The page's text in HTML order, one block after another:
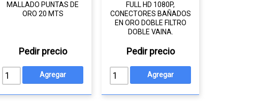
MALLADO PUNTAS DE
ORO 20 MTS
Pedir precio
FULL HD 1080P,
CONECTORES BAÑADOS
EN ORO DOBLE FILTRO
DOBLE VAINA.
Pedir precio